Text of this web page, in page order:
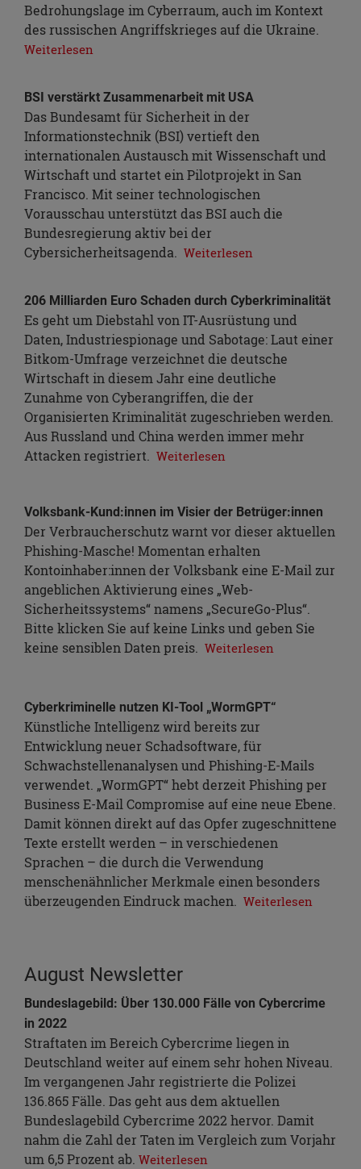
Bedrohungslage im Cyberraum, auch im Kontext
des russischen Angriffskrieges auf die Ukraine.
Weiterlesen
BSI verstärkt Zusammenarbeit mit USA
Das Bundesamt für Sicherheit in der
Informationstechnik (BSI) vertieft den
internationalen Austausch mit Wissenschaft und
Wirtschaft und startet ein Pilotprojekt in San
Francisco. Mit seiner technologischen
Vorausschau unterstützt das BSI auch die
Bundesregierung aktiv bei der
Cybersicherheitsagenda.
Weiterlesen
206 Milliarden Euro Schaden durch Cyberkriminalität
Es geht um Diebstahl von IT-Ausrüstung und
Daten, Industriespionage und Sabotage: Laut einer
Bitkom-Umfrage verzeichnet die deutsche
Wirtschaft in diesem Jahr eine deutliche
Zunahme von Cyberangriffen, die der
Organisierten Kriminalität zugeschrieben werden.
Aus Russland und China werden immer mehr
Attacken registriert.
Weiterlesen
Volksbank-Kund:innen im Visier der Betrüger:innen
Der Verbraucherschutz warnt vor dieser aktuellen
Phishing-Masche! Momentan erhalten
Kontoinhaber:innen der Volksbank eine E-Mail zur
angeblichen Aktivierung eines „Web-
Sicherheitssystems“ namens „SecureGo-Plus“.
Bitte klicken Sie auf keine Links und geben Sie
keine sensiblen Daten preis. Weiterlesen
Cyberkriminelle nutzen KI-Tool „WormGPT“
Künstliche Intelligenz wird bereits zur
Entwicklung neuer Schadsoftware, für
Schwachstellenanalysen und Phishing-E-Mails
verwendet. „WormGPT“ hebt derzeit Phishing per
Business E-Mail Compromise auf eine neue Ebene.
Damit können direkt auf das Opfer zugeschnittene
Texte erstellt werden – in verschiedenen
Sprachen – die durch die Verwendung
menschenähnlicher Merkmale einen besonders
überzeugenden Eindruck machen. Weiterlesen
August Newsletter
Bundeslagebild: Über 130.000 Fälle von Cybercrime
in 2022
Straftaten im Bereich Cybercrime liegen in
Deutschland weiter auf einem sehr hohen Niveau.
Im vergangenen Jahr registrierte die Polizei
136.865 Fälle. Das geht aus dem aktuellen
Bundeslagebild Cybercrime 2022 hervor. Damit
nahm die Zahl der Taten im Vergleich zum Vorjahr
um 6,5 Prozent ab. Weiterlesen